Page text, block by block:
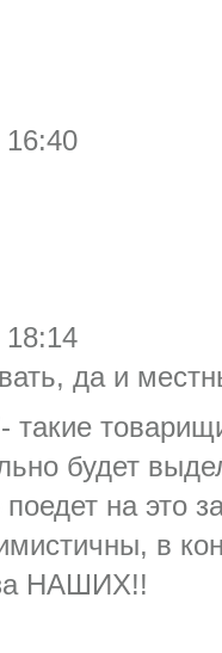
16:40
18:14
, да и
такие
будет
поедет на это
в
НАШИХ!!